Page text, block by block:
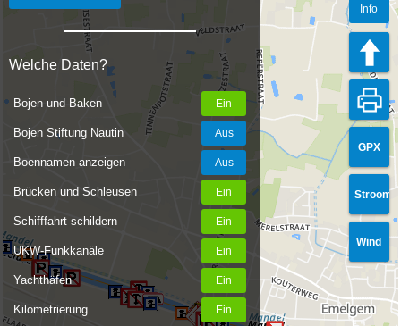
Welche Daten?
Bojen und Baken
Bojen Stiftung Nautin
Boennamen anzeigen
Brücken und Schleusen
Schifffahrt schildern
UKW-Funkkanäle
Yachthäfen
Kilometrierung
GPX
Stroom
Wind
Info